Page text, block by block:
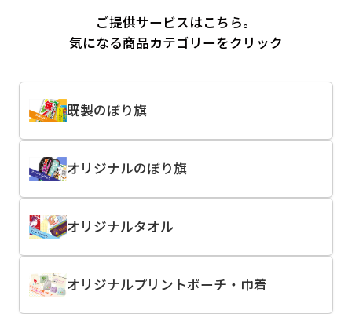
ご提供サービスはこちら。
気になる商品カテゴリーをクリック
既製のぼり旗
オリジナルのぼり旗
オリジナルタオル
オリジナルプリントポーチ・巾着